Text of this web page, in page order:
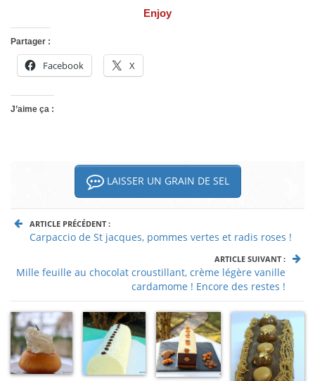
Enjoy
Partager :
Facebook X
J’aime ça :
LAISSER UN GRAIN DE SEL
ARTICLE PRÉCÉDENT :
Carpaccio de St jacques, pommes vertes et radis roses !
ARTICLE SUIVANT :
Mille feuille au chocolat croustillant, crème légère vanille
cardamome ! Encore des restes !